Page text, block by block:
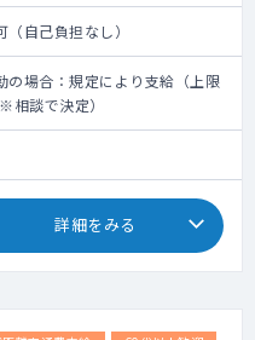
自己負担なし）
の場合：規定により支給（上限
談で決定）
詳細をみる